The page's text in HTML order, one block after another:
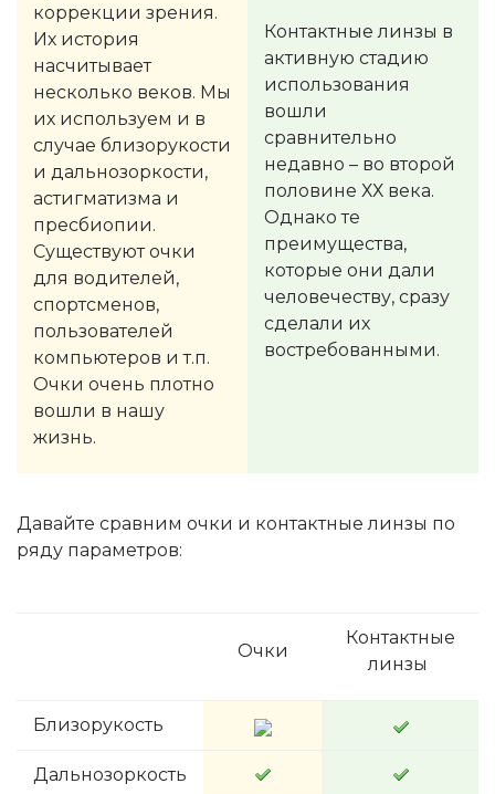
коррекции зрения.
Их история
насчитывает
несколько веков. Мы
их используем и в
случае близорукости
и дальнозоркости,
астигматизма и
пресбиопии.
Существуют очки
для водителей,
спортсменов,
пользователей
компьютеров и т.п.
Очки очень плотно
вошли в нашу
жизнь.
Контактные линзы в
активную стадию
использования
вошли
сравнительно
недавно – во второй
половине ХХ века.
Однако те
преимущества,
которые они дали
человечеству, сразу
сделали их
востребованными.
Давайте сравним очки и контактные линзы по
ряду параметров:
Очки
Контактные
линзы
Близорукость
Дальнозоркость